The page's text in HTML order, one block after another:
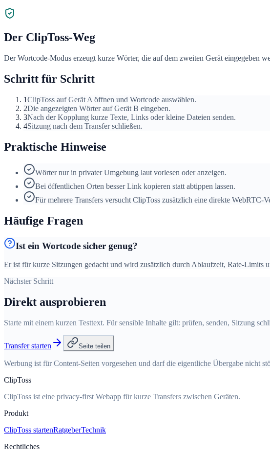
Der ClipToss-Weg
Der Wortcode-Modus erzeugt kurze Wörter, die auf dem zweiten Gerät eingegeben
Schritt für Schritt
1ClipToss auf Gerät A öffnen und Wortcode auswählen.
2Die angezeigten Wörter auf Gerät B eingeben.
3Nach der Kopplung kurze Texte, Links oder kleine Dateien senden.
4Sitzung nach dem Transfer schließen.
Praktische Hinweise
Wörter nur in privater Umgebung laut vorlesen oder anzeigen.
Bei öffentlichen Orten besser Link kopieren statt abtippen lassen.
Für mehrere Transfers versucht ClipToss zusätzlich eine direkte WebRTC-
Häufige Fragen
Ist ein Wortcode sicher genug?
Er ist für kurze Sitzungen gedacht und wird zusätzlich durch Ablaufzeit, Rate-Limits
Nächster Schritt
Direkt ausprobieren
Starte mit einem kurzen Testtext. Für sensible Inhalte gilt: prüfen, senden, Sitzung
Transfer starten Seite teilen
Werbung ist für Content-Seiten vorgesehen und darf die eigentliche Übergabe nicht
ClipToss
ClipToss ist eine privacy-first Webapp für kurze Transfers zwischen Geräten.
Produkt
ClipToss startenRatgeberTechnik
Rechtliches